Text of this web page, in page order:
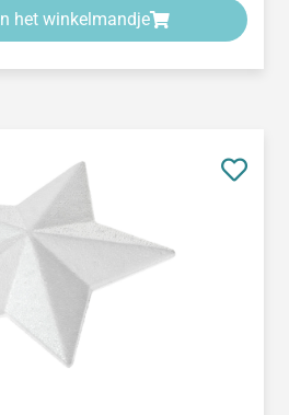
In het winkelmandje